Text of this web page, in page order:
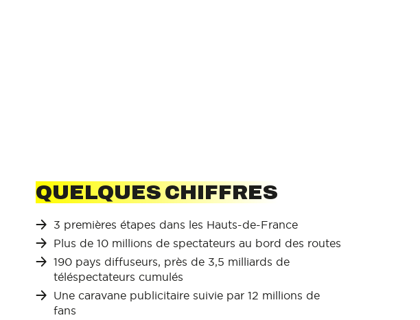
QUELQUES CHIFFRES
3 premières étapes dans les Hauts-de-France
Plus de 10 millions de spectateurs au bord des routes
190 pays diffuseurs, près de 3,5 milliards de
téléspectateurs cumulés
Une caravane publicitaire suivie par 12 millions de
fans